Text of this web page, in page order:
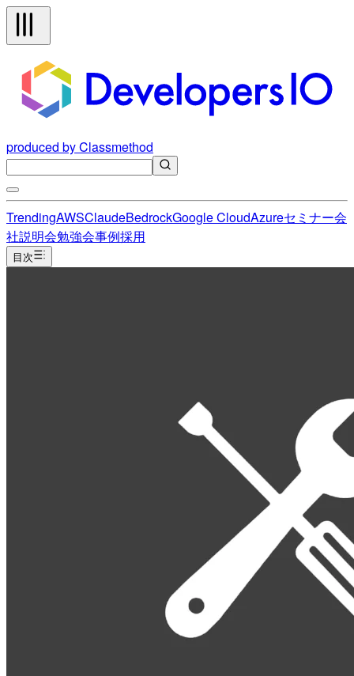
produced by Classmethod
TrendingAWSClaudeBedrockGoogle CloudAzureセミナー会
社説明会勉強会事例採用
目次